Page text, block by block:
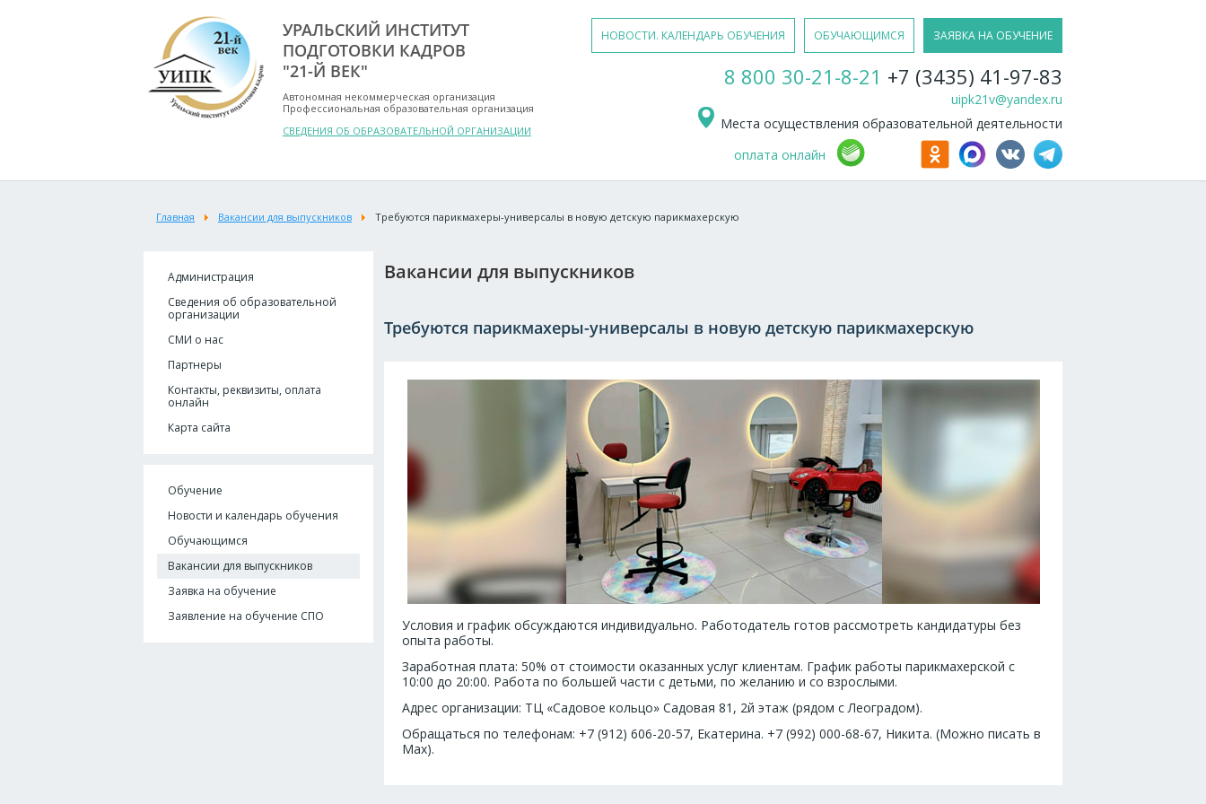
УРАЛЬСКИЙ ИНСТИТУТ
ПОДГОТОВКИ КАДРОВ
"21-Й ВЕК"
Автономная некоммерческая организация
Профессиональная образовательная организация
СВЕДЕНИЯ ОБ ОБРАЗОВАТЕЛЬНОЙ ОРГАНИЗАЦИИ
ЗАЯВКА НА ОБУЧЕНИЕ
ОБУЧАЮЩИМСЯ
НОВОСТИ. КАЛЕНДАРЬ ОБУЧЕНИЯ
8 800 30-21-8-21 +7 (3435) 41-97-83
uipk21v@yandex.ru
Места осуществления образовательной деятельности
оплата онлайн
Главная Вакансии для выпускников Требуются парикмахеры-универсалы в новую детскую парикмахерскую
Администрация
Сведения об образовательной
организации
СМИ о нас
Партнеры
Контакты, реквизиты, оплата
онлайн
Карта сайта
Обучение
Новости и календарь обучения
Обучающимся
Вакансии для выпускников
Заявка на обучение
Заявление на обучение СПО
Вакансии для выпускников
Требуются парикмахеры-универсалы в новую детскую парикмахерскую
Условия и график обсуждаются индивидуально. Работодатель готов рассмотреть кандидатуры без
опыта работы.
Заработная плата: 50% от стоимости оказанных услуг клиентам. График работы парикмахерской с
10:00 до 20:00. Работа по большей части с детьми, по желанию и со взрослыми.
Адрес организации: ТЦ «Садовое кольцо» Садовая 81, 2й этаж (рядом с Леоградом).
Обращаться по телефонам: +7 (912) 606-20-57, Екатерина. +7 (992) 000-68-67, Никита. (Можно писать в
Max).